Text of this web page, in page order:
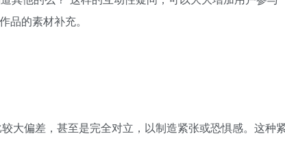
品的素材补充。
大偏差，甚至是完全对立，以制造紧张或恐惧感。这种